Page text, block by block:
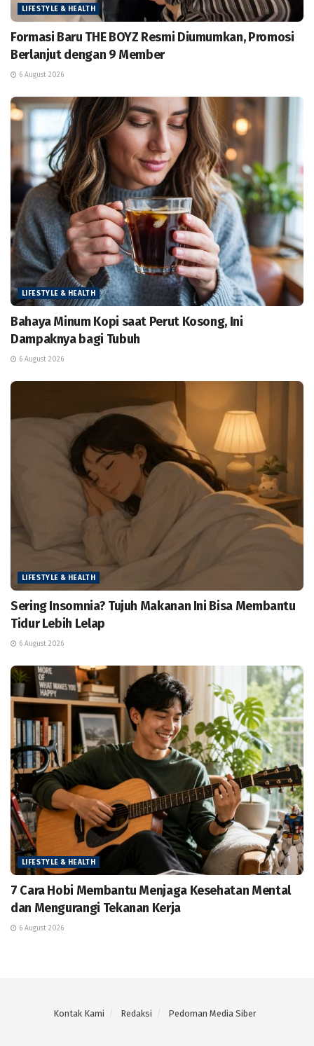
LIFESTYLE & HEALTH
Formasi Baru THE BOYZ Resmi Diumumkan, Promosi
Berlanjut dengan 9 Member
6 August 2026
LIFESTYLE & HEALTH
Bahaya Minum Kopi saat Perut Kosong, Ini
Dampaknya bagi Tubuh
6 August 2026
LIFESTYLE & HEALTH
Sering Insomnia? Tujuh Makanan Ini Bisa Membantu
Tidur Lebih Lelap
6 August 2026
LIFESTYLE & HEALTH
7 Cara Hobi Membantu Menjaga Kesehatan Mental
dan Mengurangi Tekanan Kerja
6 August 2026
Kontak Kami Redaksi Pedoman Media Siber